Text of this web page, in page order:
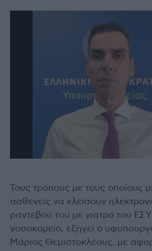
Τους τρόπους με τους οποίους
ασθενείς να κλείσουν
ραντεβού του με γιατρό του
νοσοκομείο, εξηγεί ο
Μάριος Θεμιστοκλέους, με